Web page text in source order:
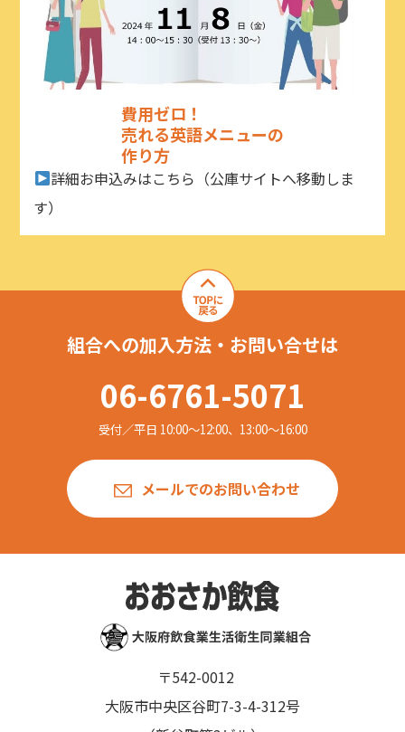
費用ゼロ！
売れる英語メニューの
作り方
詳細お申込みはこちら（公庫サイトへ移動しま
す）
組合への加入方法・お問い合せは
06-6761-5071
受付／平日 10:00〜12:00、13:00〜16:00
メールでのお問い合わせ
〒542-0012
大阪市中央区谷町7-3-4-312号